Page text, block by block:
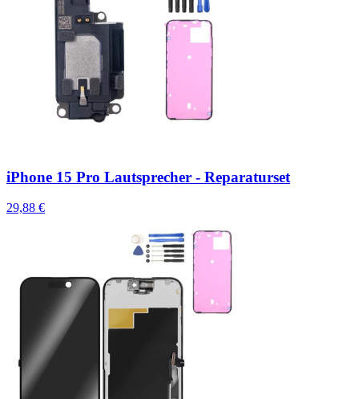
iPhone 15 Pro Lautsprecher - Reparaturset
29,88 €